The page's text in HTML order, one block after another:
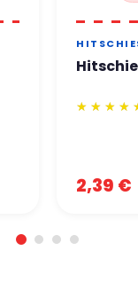
2,39 €